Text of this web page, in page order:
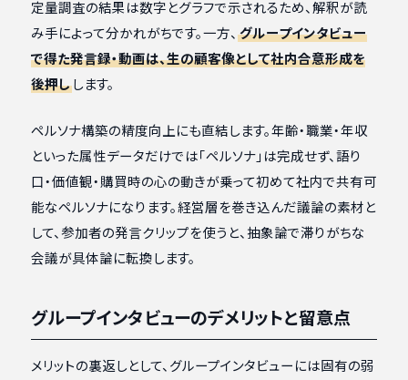
定量調査の結果は数字とグラフで示されるため、解釈が読
み手によって分かれがちです。一方、 グループインタビュー
で得た発言録・動画は、生の顧客像として社内合意形成を
後押しします。
ペルソナ構築の精度向上にも直結します。年齢・職業・年収
といった属性データだけでは「ペルソナ」は完成せず、語り
口・価値観・購買時の心の動きが乗って初めて社内で共有可
能なペルソナになります。経営層を巻き込んだ議論の素材と
して、参加者の発言クリップを使うと、抽象論で滞りがちな
会議が具体論に転換します。
グループインタビューのデメリットと留意点
メリットの裏返しとして、グループインタビューには固有の弱